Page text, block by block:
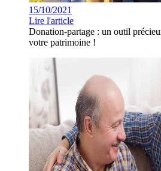
15/10/2021
Lire l'article
Donation-partage : un outil
votre patrimoine !